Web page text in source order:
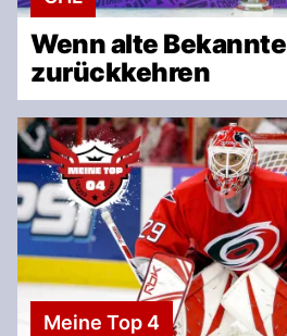
Wenn alte Bekannte
zurückkehren
Meine Top 4